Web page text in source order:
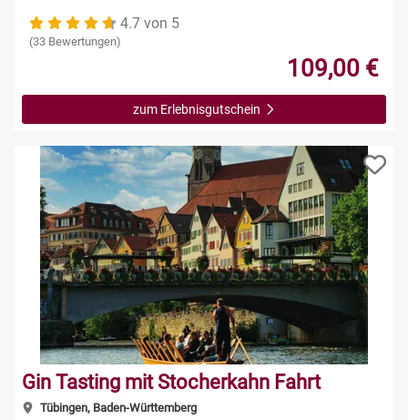
4.7 von 5
(33 Bewertungen)
109,00 €
zum Erlebnisgutschein
Gin Tasting mit Stocherkahn Fahrt
Tübingen, Baden-Württemberg